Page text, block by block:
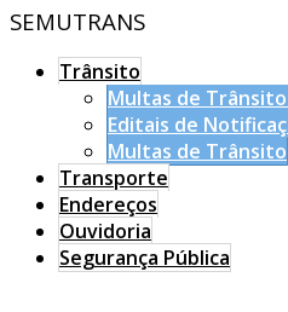
SEMUTRANS
Trânsito
Multas de
Editais de
Multas de Trânsito
Transporte
Endereços
Ouvidoria
Segurança Pública